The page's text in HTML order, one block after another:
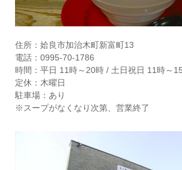
住所：姶良市加治木町新富町13
電話：0995-70-1786
時間：平日 11時～20時 / 土日祝日 11時～
定休：木曜日
駐車場：あり
※スープがなくなり次第、営業終了